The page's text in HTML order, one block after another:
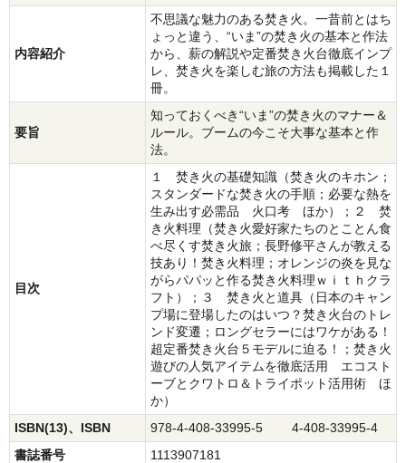
内容紹介
不思議な魅力のある焚き火。一昔前とはち
ょっと違う、“いま”の焚き火の基本と作法
から、薪の解説や定番焚き火台徹底インプ
レ、焚き火を楽しむ旅の方法も掲載した１
冊。
要旨
知っておくべき“いま”の焚き火のマナー＆
ルール。ブームの今こそ大事な基本と作
法。
目次
１ 焚き火の基礎知識（焚き火のキホン；
スタンダードな焚き火の手順；必要な熱を
生み出す必需品 火口考 ほか）；２ 焚
き火料理（焚き火愛好家たちのとことん食
べ尽くす焚き火旅；長野修平さんが教える
技あり！焚き火料理；オレンジの炎を見な
がらパパッと作る焚き火料理ｗｉｔｈクラ
フト）；３ 焚き火と道具（日本のキャン
プ場に登場したのはいつ？焚き火台のトレ
ンド変遷；ロングセラーにはワケがある！
超定番焚き火台５モデルに迫る！；焚き火
遊びの人気アイテムを徹底活用 エコスト
ーブとクワトロ＆トライポット活用術 ほ
か）
ISBN(13)、ISBN
978-4-408-33995-5 4-408-33995-4
書誌番号
1113907181